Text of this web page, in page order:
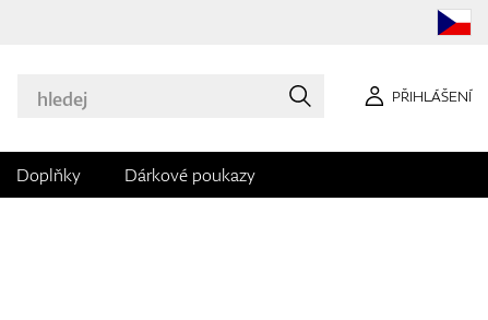
PŘIHLÁŠENÍ
Doplňky Dárkové poukazy